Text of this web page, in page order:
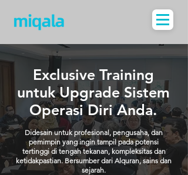
Exclusive Training
untuk Upgrade Sistem
Operasi Diri Anda.
Didesain untuk profesional, pengusaha, dan
pemimpin yang ingin tampil pada potensi
tertinggi di tengah tekanan, kompleksitas dan
ketidakpastian. Bersumber dari Alquran, sains dan
sejarah.